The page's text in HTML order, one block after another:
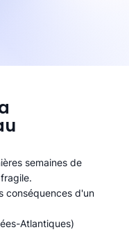
semaines de
conséquences d'un
Atlantiques)